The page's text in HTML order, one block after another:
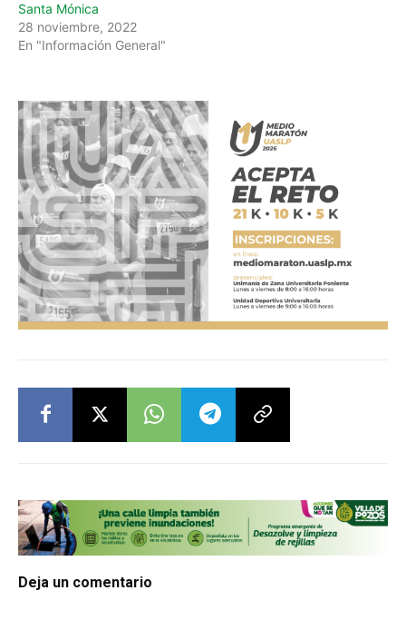
Santa Mónica
28 noviembre, 2022
En "Información General"
Deja un comentario